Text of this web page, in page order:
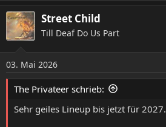
a
k
t
i
o
n
e
n
Street Child
Till Deaf Do Us Part
03. Mai 2026
The Privateer schrieb:
Sehr geiles Lineup bis jetzt für 2027.